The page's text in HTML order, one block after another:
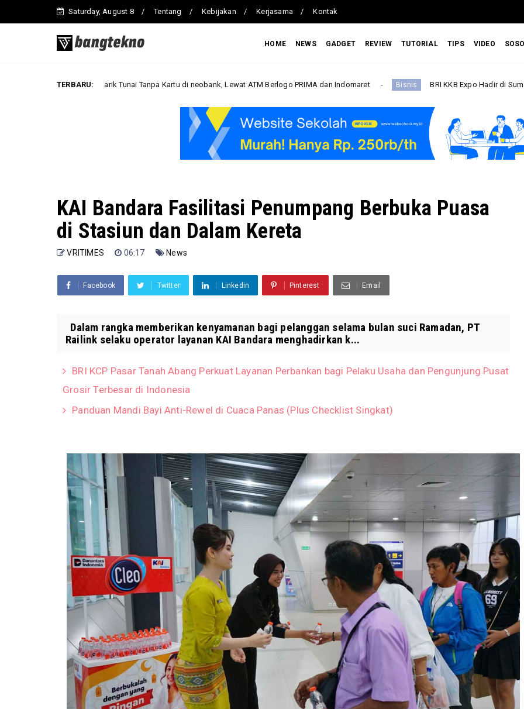
Saturday, August 8 Tentang Kebijakan Kerjasama Kontak
HOME NEWS GADGET REVIEW TUTORIAL TIPS VIDEO
TERBARU:
Cara Tarik Tunai Tanpa Kartu di neobank, Lewat ATM Berlogo PRIMA dan Indomaret Bisnis BRI KKB Expo Hadir di Sumatera Utara, BRI
KAI Bandara Fasilitasi Penumpang Berbuka Puasa
di Stasiun dan Dalam Kereta
VRITIMES 06:17 News
Facebook Twitter Linkedin Pinterest Email
Dalam rangka memberikan kenyamanan bagi pelanggan selama bulan suci Ramadan, PT
Railink selaku operator layanan KAI Bandara menghadirkan k...
BRI KCP Pasar Tanah Abang Perkuat Layanan Perbankan bagi Pelaku Usaha dan Pengunjung Pusat
Grosir Terbesar di Indonesia
Panduan Mandi Bayi Anti-Rewel di Cuaca Panas (Plus Checklist Singkat)